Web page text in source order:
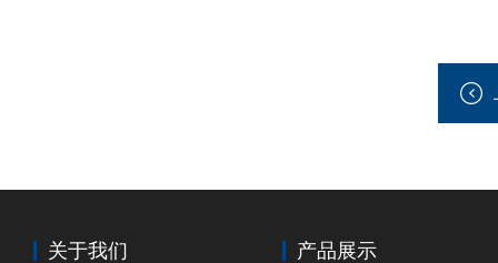
关于我们 产品展示